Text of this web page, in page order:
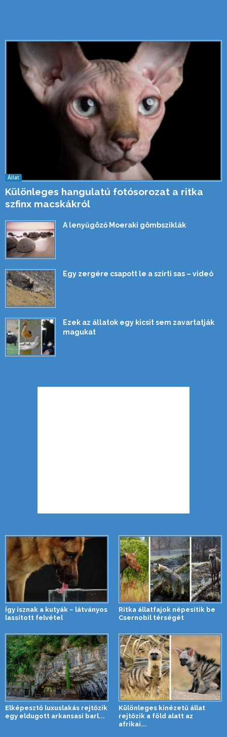
Állat
Különleges hangulatú fotósorozat a ritka
szfinx macskákról
A lenyűgöző Moeraki gömbsziklák
Egy zergére csapott le a szirti sas – videó
Ezek az állatok egy kicsit sem zavartatják
magukat
Így isznak a kutyák – látványos
lassított felvétel
Ritka állatfajok népesítik be
Csernobil térségét
Elképesztő luxuslakás rejtőzik
egy eldugott arkansasi barl...
Különleges kinézetű állat
rejtőzik a föld alatt az
afrikai...